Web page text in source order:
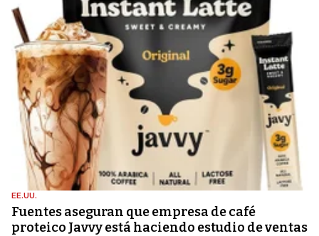
EE.UU.
Fuentes aseguran que empresa de café
proteico Javvy está haciendo estudio de ventas